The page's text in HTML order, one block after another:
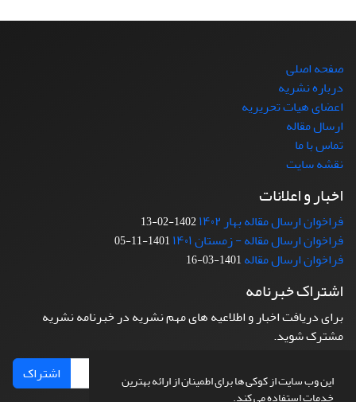
این وب سایت از کوکی ها برای اطمینان از ارائه بهترین
خدمات استفاده می کند.
صفحه اصلی
درباره نشریه
اعضای هیات تحریریه
ارسال مقاله
تماس با ما
نقشه سایت
اخبار و اعلانات
فراخوان ارسال مقاله بهار ۱۴۰۲ 1402-02-13
فراخوان ارسال مقاله - زمستان ۱۴۰۱ 1401-11-05
فراخوان ارسال مقاله1401-03-16
اشتراک خبرنامه
برای دریافت اخبار و اطلاعیه های مهم نشریه در خبرنامه نشریه
مشترک شوید.
اشتراک